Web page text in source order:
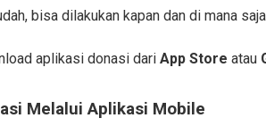
bisa dilakukan kapan dan di mana
aplikasi donasi dari App Store atau
Melalui Aplikasi Mobile